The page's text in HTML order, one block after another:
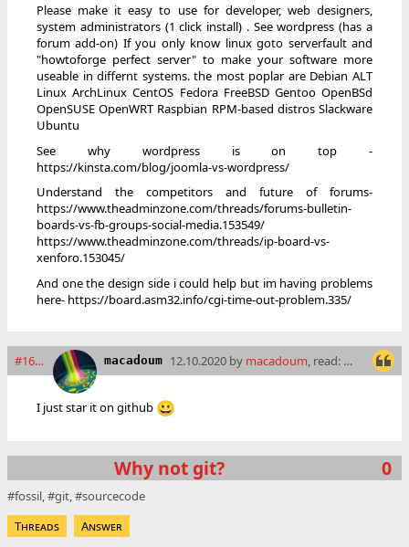
Please make it easy to use for developer, web designers,
system administrators (1 click install) . See wordpress (has a
forum add-on) If you only know linux goto serverfault and
"howtoforge perfect server" to make your software more
useable in differnt systems. the most poplar are Debian ALT
Linux ArchLinux CentOS Fedora FreeBSD Gentoo OpenBSd
OpenSUSE OpenWRT Raspbian RPM-based distros Slackware
Ubuntu
See why wordpress is on top -
https://kinsta.com/blog/joomla-vs-wordpress/
Understand the competitors and future of forums-
https://www.theadminzone.com/threads/forums-bulletin-
boards-vs-fb-groups-social-media.153549/
https://www.theadminzone.com/threads/ip-board-vs-
xenforo.153045/
And one the design side i could help but im having problems
here- https://board.asm32.info/cgi-time-out-problem.335/
#16200 macadoum 12.10.2020 by macadoum, read: 10432 times
I just star it on github 😀
Why not git? 0
fossil git
sourcecode
Threads
Answer